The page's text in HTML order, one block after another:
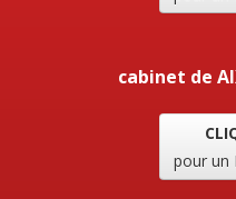
cabinet de
pour un